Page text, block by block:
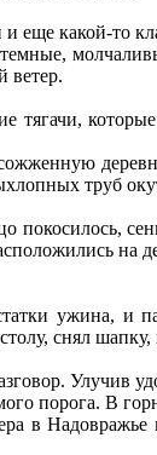
какой-то
ветер.
тягачи,
труб
на
ужина, и
снял
Улучив
порога. В
Надовражье